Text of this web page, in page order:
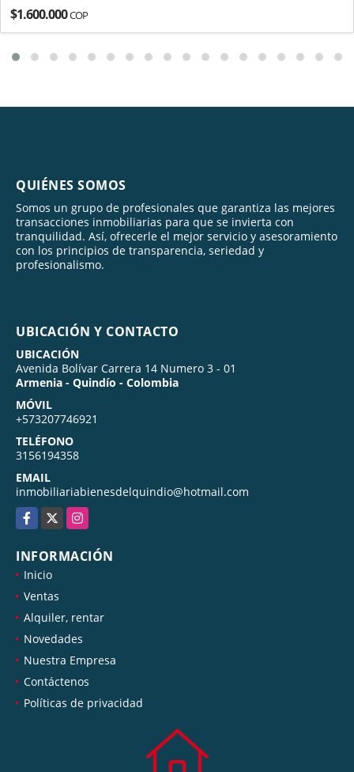
$1.600.000COP
QUIÉNES SOMOS
Somos un grupo de profesionales que garantiza las mejores
transacciones inmobiliarias para que se invierta con
tranquilidad. Así, ofrecerle el mejor servicio y asesoramiento
con los principios de transparencia, seriedad y
profesionalismo.
UBICACIÓN Y CONTACTO
UBICACIÓN
Avenida Bolívar Carrera 14 Numero 3 - 01
Armenia - Quindío - Colombia
MÓVIL
+573207746921
TELÉFONO
3156194358
EMAIL
inmobiliariabienesdelquindio@hotmail.com
Facebook
X Instagram
INFORMACIÓN
Inicio
Ventas
Alquiler, rentar
Novedades
Nuestra Empresa
Contáctenos
Políticas de privacidad